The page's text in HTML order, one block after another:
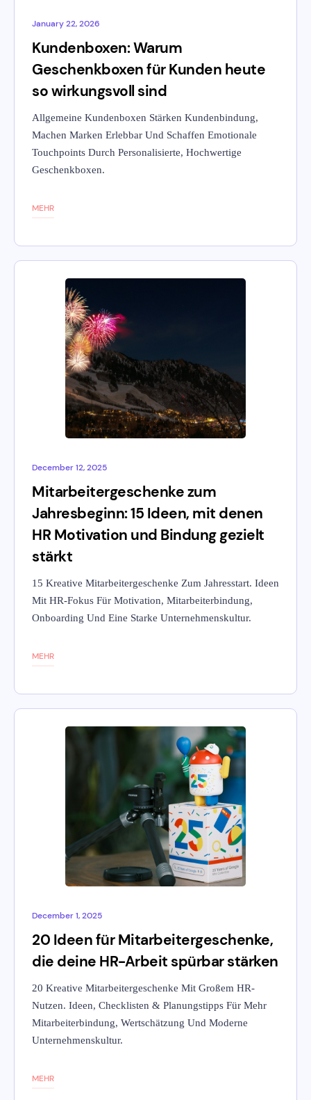
January 22, 2026
Kundenboxen: Warum
Geschenkboxen für Kunden heute
so wirkungsvoll sind
Allgemeine Kundenboxen Stärken Kundenbindung,
Machen Marken Erlebbar Und Schaffen Emotionale
Touchpoints Durch Personalisierte, Hochwertige
Geschenkboxen.
MEHR
December 12, 2025
Mitarbeitergeschenke zum
Jahresbeginn: 15 Ideen, mit denen
HR Motivation und Bindung gezielt
stärkt
15 Kreative Mitarbeitergeschenke Zum Jahresstart. Ideen
Mit HR-Fokus Für Motivation, Mitarbeiterbindung,
Onboarding Und Eine Starke Unternehmenskultur.
MEHR
December 1, 2025
20 Ideen für Mitarbeitergeschenke,
die deine HR-Arbeit spürbar stärken
20 Kreative Mitarbeitergeschenke Mit Großem HR-
Nutzen. Ideen, Checklisten & Planungstipps Für Mehr
Mitarbeiterbindung, Wertschätzung Und Moderne
Unternehmenskultur.
MEHR